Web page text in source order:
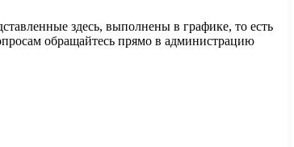
здесь, выполнены в графике, то есть
обращайтесь прямо в администрацию